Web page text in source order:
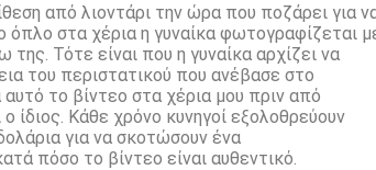
από λιοντάρι την ώρα που ποζάρει για
στα χέρια η γυναίκα φωτογραφίζεται
Τότε είναι που η γυναίκα αρχίζει να
του περιστατικού που ανέβασε στο
το βίντεο στα χέρια μου πριν από
ίδιος. Κάθε χρόνο κυνηγοί εξολοθρεύουν
για να σκοτώσουν ένα
πόσο το βίντεο είναι αυθεντικό.